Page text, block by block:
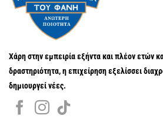
Χάρη στην εμπειρία εξήντα και πλέον ετών
δραστηριότητα, η επιχείρηση εξελίσσει
δημιουργεί νέες.